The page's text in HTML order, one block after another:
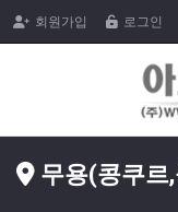
회원가입 로그인
무용(콩쿠르